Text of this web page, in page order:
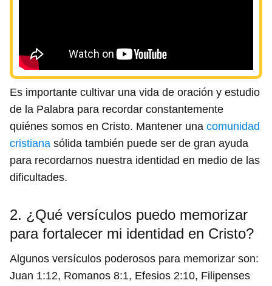
Es importante cultivar una vida de oración y estudio
de la Palabra para recordar constantemente
quiénes somos en Cristo. Mantener una comunidad
cristiana sólida también puede ser de gran ayuda
para recordarnos nuestra identidad en medio de las
dificultades.
2. ¿Qué versículos puedo memorizar
para fortalecer mi identidad en Cristo?
Algunos versículos poderosos para memorizar son:
Juan 1:12, Romanos 8:1, Efesios 2:10, Filipenses